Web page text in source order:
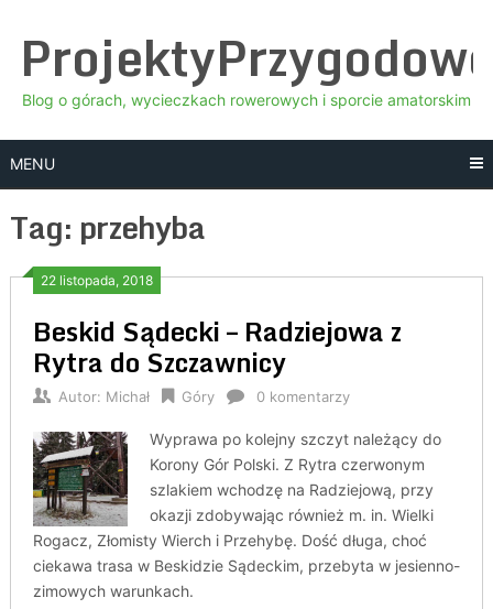
content
Blog o górach, wycieczkach rowerowych i sporcie amatorskim
MENU
Tag: przehyba
22 listopada, 2018
Beskid Sądecki – Radziejowa z
Rytra do Szczawnicy
Autor: Michał Góry 0 komentarzy
Wyprawa po kolejny szczyt należący do
Korony Gór Polski. Z Rytra czerwonym
szlakiem wchodzę na Radziejową, przy
okazji zdobywając również m. in. Wielki
Rogacz, Złomisty Wierch i Przehybę. Dość długa, choć
ciekawa trasa w Beskidzie Sądeckim, przebyta w jesienno-
zimowych warunkach.